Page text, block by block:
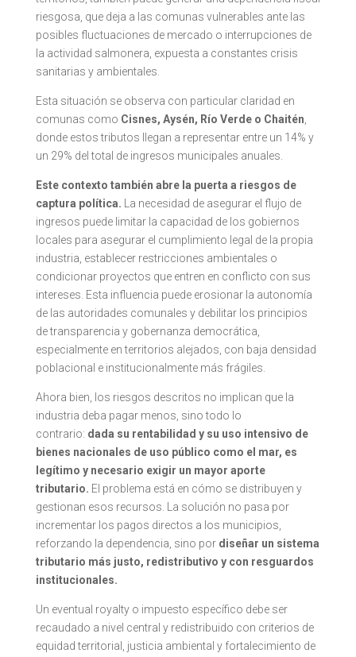
riesgosa, que deja a las comunas vulnerables ante las
posibles fluctuaciones de mercado o interrupciones de
la actividad salmonera, expuesta a constantes crisis
sanitarias y ambientales.
Esta situación se observa con particular claridad en
comunas como Cisnes, Aysén, Río Verde o Chaitén,
donde estos tributos llegan a representar entre un 14% y
un 29% del total de ingresos municipales anuales.
Este contexto también abre la puerta a riesgos de
captura política. La necesidad de asegurar el flujo de
ingresos puede limitar la capacidad de los gobiernos
locales para asegurar el cumplimiento legal de la propia
industria, establecer restricciones ambientales o
condicionar proyectos que entren en conflicto con sus
intereses. Esta influencia puede erosionar la autonomía
de las autoridades comunales y debilitar los principios
de transparencia y gobernanza democrática,
especialmente en territorios alejados, con baja densidad
poblacional e institucionalmente más frágiles.
Ahora bien, los riesgos descritos no implican que la
industria deba pagar menos, sino todo lo
contrario: dada su rentabilidad y su uso intensivo de
bienes nacionales de uso público como el mar, es
legítimo y necesario exigir un mayor aporte
tributario. El problema está en cómo se distribuyen y
gestionan esos recursos. La solución no pasa por
incrementar los pagos directos a los municipios,
reforzando la dependencia, sino por diseñar un sistema
tributario más justo, redistributivo y con resguardos
institucionales.
Un eventual royalty o impuesto específico debe ser
recaudado a nivel central y redistribuido con criterios de
equidad territorial, justicia ambiental y fortalecimiento de